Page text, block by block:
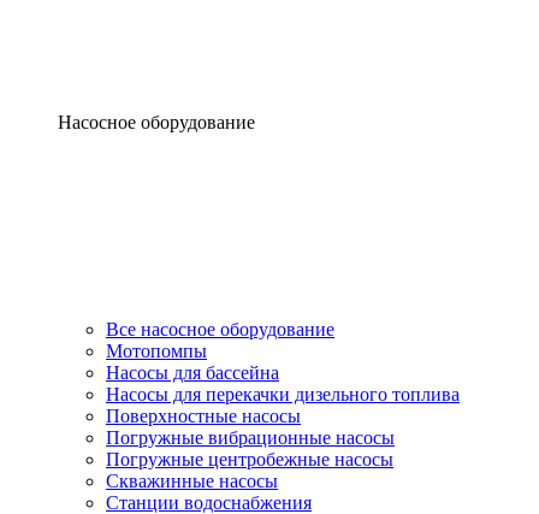
Насосное оборудование
Все насосное оборудование
Мотопомпы
Насосы для бассейна
Насосы для перекачки дизельного топлива
Поверхностные насосы
Погружные вибрационные насосы
Погружные центробежные насосы
Скважинные насосы
Станции водоснабжения